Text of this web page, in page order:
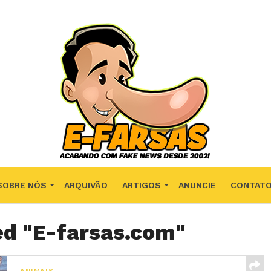
NÓS ARQUIVÃO ARTIGOS ANUNCIE CONTATO
"E-farsas.com"